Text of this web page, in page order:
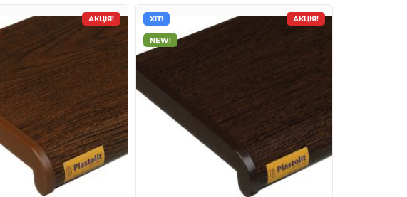
АКЦІЯ! АКЦІЯ!
ХІТ!
NEW!